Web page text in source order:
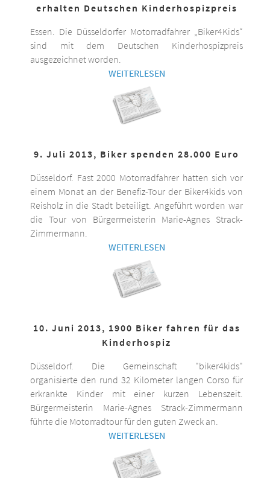
erhalten Deutschen Kinderhospizpreis
Essen. Die Düsseldorfer Motorradfahrer „Biker4Kids“
sind mit dem Deutschen Kinderhospizpreis
ausgezeichnet worden.
WEITERLESEN
9. Juli 2013, Biker spenden 28.000 Euro
Düsseldorf. Fast 2000 Motorradfahrer hatten sich vor
einem Monat an der Benefiz-Tour der Biker4kids von
Reisholz in die Stadt beteiligt. Angeführt worden war
die Tour von Bürgermeisterin Marie-Agnes Strack-
Zimmermann.
WEITERLESEN
10. Juni 2013, 1900 Biker fahren für das
Kinderhospiz
Düsseldorf. Die Gemeinschaft "biker4kids"
organisierte den rund 32 Kilometer langen Corso für
erkrankte Kinder mit einer kurzen Lebenszeit.
Bürgermeisterin Marie-Agnes Strack-Zimmermann
führte die Motorradtour für den guten Zweck an.
WEITERLESEN